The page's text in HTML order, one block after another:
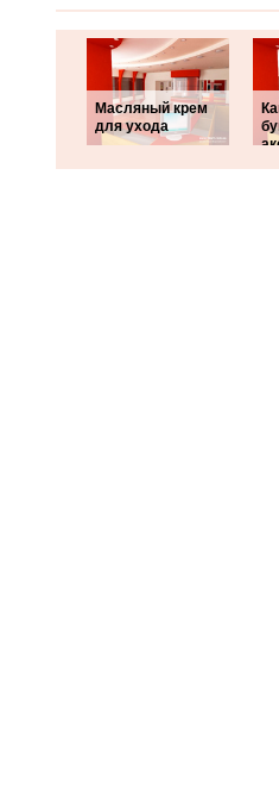
Масляный крем
для ухода